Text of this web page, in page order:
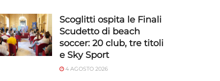
Scoglitti ospita le Finali
Scudetto di beach
soccer: 20 club, tre titoli
e Sky Sport
4 AGOSTO 2026